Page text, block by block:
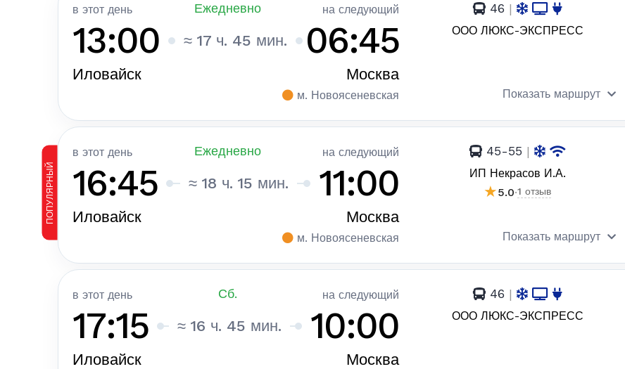
в этот день Ежедневно на следующий
13:00 ≈ 17 ч. 45 мин. 06:45
Иловайск Москва
м. Новоясеневская
46 |
ООО ЛЮКС-ЭКСПРЕСС
Показать маршрут
ПОПУЛЯРНЫЙ
в этот день Ежедневно на следующий
16:45 ≈ 18 ч. 15 мин. 11:00
Иловайск Москва
м. Новоясеневская
45-55 |
ИП Некрасов И.А.
★5.0·1 отзыв
Показать маршрут
в этот день Сб. на следующий
17:15 ≈ 16 ч. 45 мин. 10:00
Иловайск Москва
46 |
ООО ЛЮКС-ЭКСПРЕСС